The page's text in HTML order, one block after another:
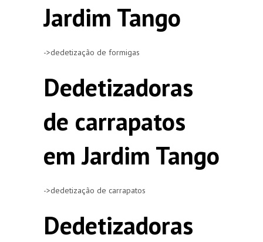
Jardim Tango
->dedetização de formigas
Dedetizadoras
de carrapatos
em Jardim Tango
->dedetização de carrapatos
Dedetizadoras